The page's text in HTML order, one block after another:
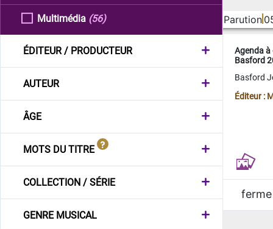
Multimédia (56)
ÉDITEUR / PRODUCTEUR
AUTEUR
ÂGE
MOTS DU TITRE
COLLECTION / SÉRIE
GENRE MUSICAL
Parution
Agenda
Basford
Basford
Éditeur :
ferme